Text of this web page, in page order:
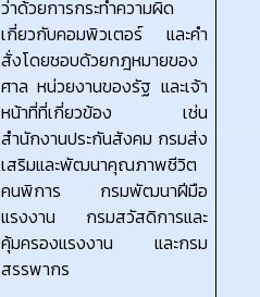
ว่าด้วยการกระทำความผิด
เกี่ยวกับคอมพิวเตอร์ และคำ
สั่งโดยชอบด้วยกฎหมายของ
ศาล หน่วยงานของรัฐ และเจ้า
หน้าที่ที่เกี่ยวข้อง เช่น
สำนักงานประกันสังคม กรมส่ง
เสริมและพัฒนาคุณภาพชีวิต
คนพิการ กรมพัฒนาฝีมือ
แรงงาน กรมสวัสดิการและ
คุ้มครองแรงงาน และกรม
สรรพากร